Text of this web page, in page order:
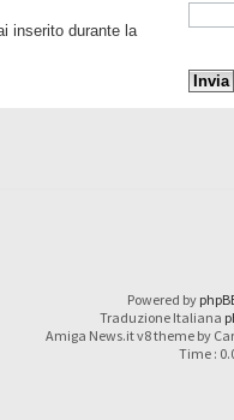
inserito durante la
Powered by
Traduzione Italiana
Amiga News.it v8 theme by
Time :